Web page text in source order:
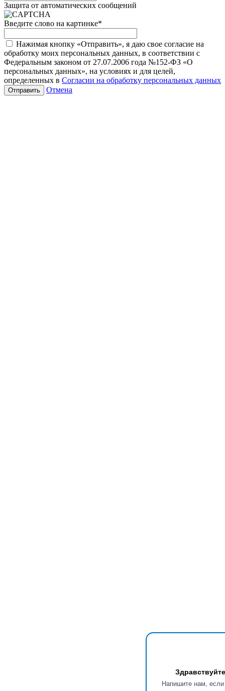
Напишите нам,
Защита от автоматических сообщений
Введите слово на картинке*
Нажимая кнопку «Отправить», я даю свое согласие на
обработку моих персональных данных, в соответствии с
Федеральным законом от 27.07.2006 года №152-ФЗ «О
персональных данных», на условиях и для целей,
определенных в Согласии на обработку персональных данных
Отмена